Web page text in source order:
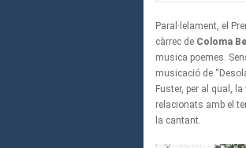
Paral·lelament, el
càrrec de Coloma
musica poemes.
musicació de
Fuster, per al qual,
relacionats amb el
la cantant.